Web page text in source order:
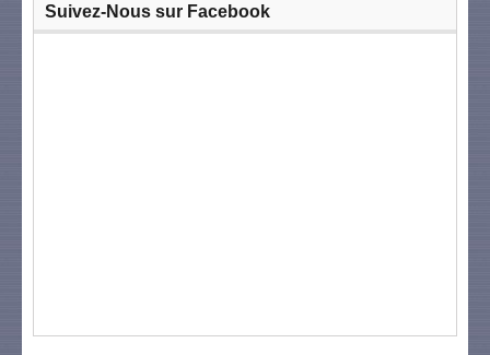
Suivez-Nous sur Facebook